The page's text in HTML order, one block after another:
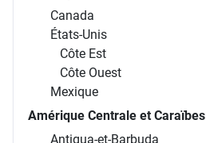
Canada
États-Unis
Côte Est
Côte Ouest
Mexique
Amérique Centrale et Caraïbes
Antigua-et-Barbuda